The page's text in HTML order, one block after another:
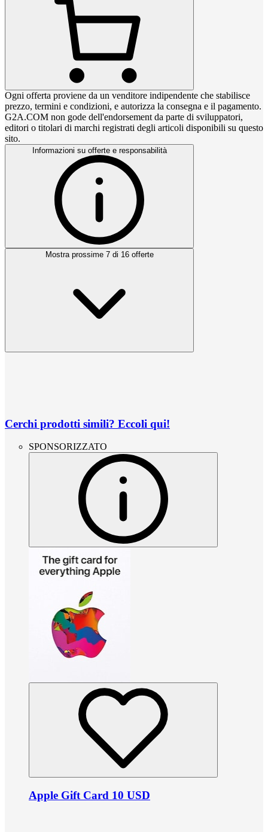
Ogni offerta proviene da un venditore indipendente che stabilisce
prezzo, termini e condizioni, e autorizza la consegna e il pagamento.
G2A.COM non gode dell'endorsement da parte di sviluppatori,
editori o titolari di marchi registrati degli articoli disponibili su questo
sito.
Informazioni su offerte e responsabilità
Mostra prossime 7 di 16 offerte
Cerchi prodotti simili? Eccoli qui!
SPONSORIZZATO
Apple Gift Card 10 USD